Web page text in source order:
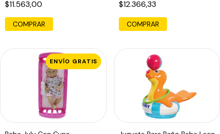
$11.563,00
COMPRAR
$12.366,33
COMPRAR
ENVÍO GRATIS